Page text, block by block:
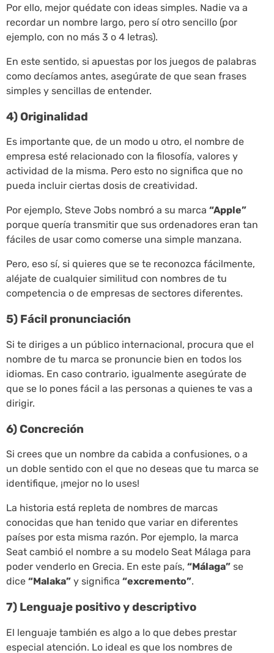
Por ello, mejor quédate con ideas simples. Nadie va a
recordar un nombre largo, pero sí otro sencillo (por
ejemplo, con no más 3 o 4 letras).
En este sentido, si apuestas por los juegos de palabras
como decíamos antes, asegúrate de que sean frases
simples y sencillas de entender.
4) Originalidad
Es importante que, de un modo u otro, el nombre de
empresa esté relacionado con la filosofía, valores y
actividad de la misma. Pero esto no significa que no
pueda incluir ciertas dosis de creatividad.
Por ejemplo, Steve Jobs nombró a su marca “Apple”
porque quería transmitir que sus ordenadores eran tan
fáciles de usar como comerse una simple manzana.
Pero, eso sí, si quieres que se te reconozca fácilmente,
aléjate de cualquier similitud con nombres de tu
competencia o de empresas de sectores diferentes.
5) Fácil pronunciación
Si te diriges a un público internacional, procura que el
nombre de tu marca se pronuncie bien en todos los
idiomas. En caso contrario, igualmente asegúrate de
que se lo pones fácil a las personas a quienes te vas a
dirigir.
6) Concreción
Si crees que un nombre da cabida a confusiones, o a
un doble sentido con el que no deseas que tu marca se
identifique, ¡mejor no lo uses!
La historia está repleta de nombres de marcas
conocidas que han tenido que variar en diferentes
países por esta misma razón. Por ejemplo, la marca
Seat cambió el nombre a su modelo Seat Málaga para
poder venderlo en Grecia. En este país, “Málaga” se
dice “Malaka” y significa “excremento”.
7) Lenguaje positivo y descriptivo
El lenguaje también es algo a lo que debes prestar
especial atención. Lo ideal es que los nombres de